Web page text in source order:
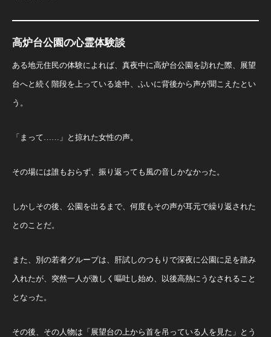
高炉台公園の心霊体験談
ある地元住民の体験によれば、真夜中に高炉台公園を訪れた際、展望
台へと続く階段を上っている途中、ふいに背後から声が聞こえたとい
う。
「まって……」と掠れた女性の声。
その場には誰もおらず、振り返っても風の音しかなかった。
しかしその後、公園を出るまで、何度もその声が耳元で繰り返された
とのことだ。
また、別の若者グループは、肝試しのつもりで深夜に公園に足を踏み
入れたが、突然一人が激しく嘔吐し始め、以後高熱にうなされること
となった。
その後、その人物は「展望台の上から首を吊っている人を見た」とう